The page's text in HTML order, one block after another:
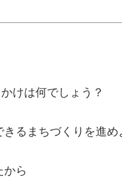
けは何でしょう？
るまちづくりを進め
ら